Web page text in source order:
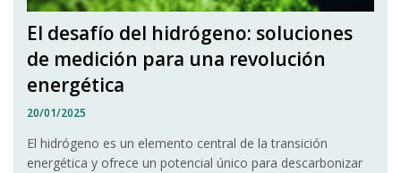
El desafío del hidrógeno: soluciones
de medición para una revolución
energética
20/01/2025
El hidrógeno es un elemento central de la transición
energética y ofrece un potencial único para descarbonizar